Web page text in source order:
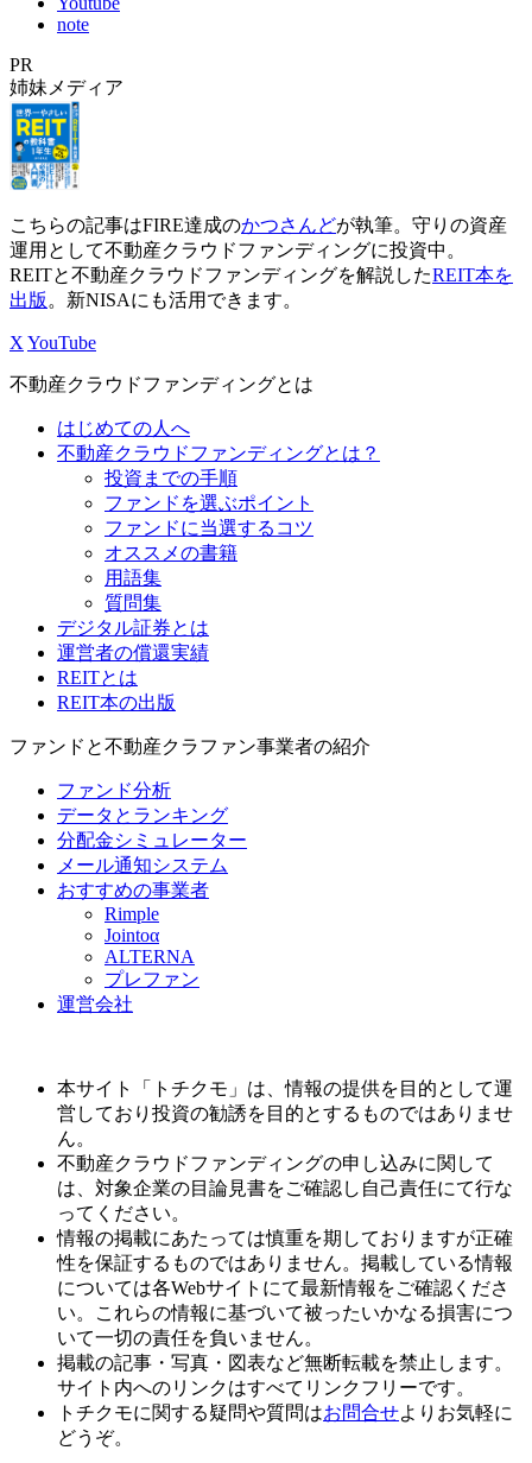
note
PR
姉妹メディア
こちらの記事はFIRE達成のかつさんどが執筆。守りの資産
運用として不動産クラウドファンディングに投資中。
REITと不動産クラウドファンディングを解説したREIT本を
出版 。新NISAにも活用できます。
X YouTube
不動産クラウドファンディングとは
はじめての人へ
不動産クラウドファンディングとは？
投資までの手順
ファンドを選ぶポイント
ファンドに当選するコツ
オススメの書籍
用語集
質問集
デジタル証券とは
運営者の償還実績
REITとは
REIT本の出版
ファンドと不動産クラファン事業者の紹介
ファンド分析
データとランキング
分配金シミュレーター
メール通知システム
おすすめの事業者
Rimple
Jointoα
ALTERNA
プレファン
運営会社
本サイト「トチクモ」は、情報の提供を目的として運
営しており投資の勧誘を目的とするものではありませ
ん。
不動産クラウドファンディングの申し込みに関して
は、対象企業の目論見書をご確認し自己責任にて行な
ってください。
情報の掲載にあたっては慎重を期しておりますが正確
性を保証するものではありません。掲載している情報
については各Webサイトにて最新情報をご確認くださ
い。これらの情報に基づいて被ったいかなる損害につ
いて一切の責任を負いません。
掲載の記事・写真・図表など無断転載を禁止します。
サイト内へのリンクはすべてリンクフリーです。
トチクモに関する疑問や質問はお問合せよりお気軽に
どうぞ。